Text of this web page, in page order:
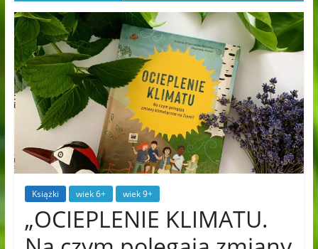
Książki wiek 6+ wiek 9+
„OCIEPLENIE KLIMATU.